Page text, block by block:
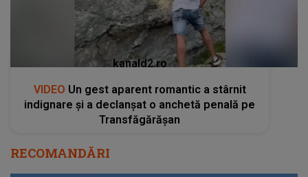
kanald2.ro
VIDEO Un gest aparent romantic a stârnit
indignare și a declanșat o anchetă penală pe
Transfăgărășan
RECOMANDĂRI